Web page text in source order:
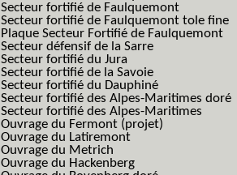
Secteur fortifié de Faulquemont
Secteur fortifié de Faulquemont tole fine
Plaque Secteur Fortifié de Faulquemont
Secteur défensif de la Sarre
Secteur fortifié du Jura
Secteur fortifié de la Savoie
Secteur fortifié du Dauphiné
Secteur fortifié des Alpes-Maritimes doré
Secteur fortifié des Alpes-Maritimes
Ouvrage du Fermont (projet)
Ouvrage du Latiremont
Ouvrage du Metrich
Ouvrage du Hackenberg